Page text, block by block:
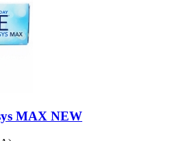
MAX NEW